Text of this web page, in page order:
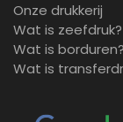
Onze drukkerij
Wat is zeefdruk?
Wat is borduren?
Wat is